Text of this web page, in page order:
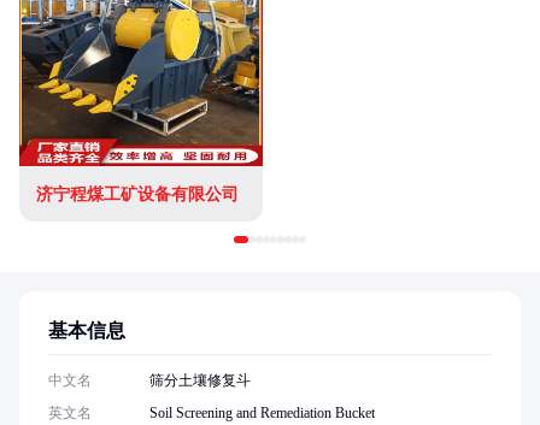
济宁程煤工矿设备有限公司
基本信息
中文名
筛分土壤修复斗
英文名
Soil Screening and Remediation Bucket